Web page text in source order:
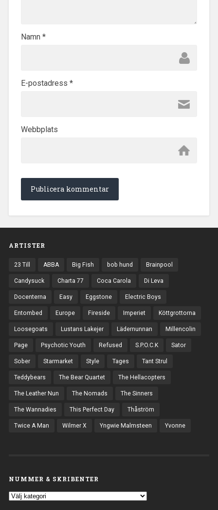
Namn *
E-postadress *
Webbplats
ARTISTER
23 Till ABBA Big Fish bob hund Brainpool
Candysuck Charta 77 Coca Carola Di Leva
Docenterna Easy Eggstone Electric Boys
Entombed Europe Fireside Imperiet Köttgrottorna
Loosegoats Lustans Lakejer Lädernunnan Millencolin
Page Psychotic Youth Refused S.P.O.C.K Sator
Sober Starmarket Style Tages Tant Strul
Teddybears The Bear Quartet The Hellacopters
The Leather Nun The Nomads The Sinners
The Wannadies This Perfect Day Thåström
Twice A Man Wilmer X Yngwie Malmsteen Yvonne
NUMMER & SKRIBENTER